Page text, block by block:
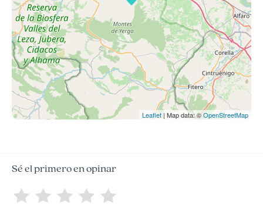
Leaflet| Map data: ©OpenStreetMap
Sé el primero en opinar